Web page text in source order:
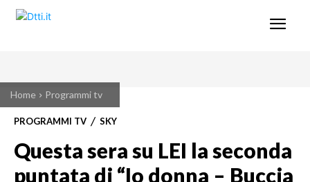
Home Programmi tv
PROGRAMMI TV SKY
Questa sera su LEI la seconda
puntata di “Io donna – Buccia